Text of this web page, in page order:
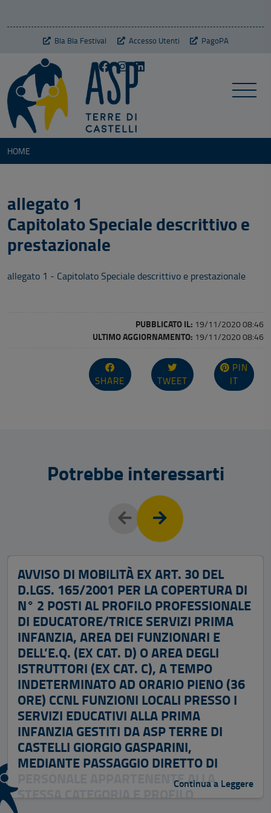
Bla Bla Festival Accesso Utenti PagoPA
HOME
allegato 1
Capitolato Speciale descrittivo e
prestazionale
allegato 1 - Capitolato Speciale descrittivo e prestazionale
PUBBLICATO IL: 19/11/2020 08:46
ULTIMO AGGIORNAMENTO: 19/11/2020 08:46
SHARE TWEET
PIN
IT
Potrebbe interessarti
AVVISO DI MOBILITÀ EX ART. 30 DEL
D.LGS. 165/2001 PER LA COPERTURA DI
N° 2 POSTI AL PROFILO PROFESSIONALE
DI EDUCATORE/TRICE SERVIZI PRIMA
INFANZIA, AREA DEI FUNZIONARI E
DELL’E.Q. (EX CAT. D) O AREA DEGLI
ISTRUTTORI (EX CAT. C), A TEMPO
INDETERMINATO AD ORARIO PIENO (36
ORE) CCNL FUNZIONI LOCALI PRESSO I
SERVIZI EDUCATIVI ALLA PRIMA
INFANZIA GESTITI DA ASP TERRE DI
CASTELLI GIORGIO GASPARINI,
MEDIANTE PASSAGGIO DIRETTO DI
PERSONALE APPARTENENTE ALLA
STESSA CATEGORIA E PROFILO
Continua a Leggere